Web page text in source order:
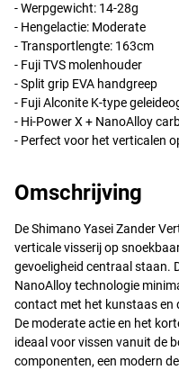
- Werpgewicht: 14-28g
- Hengelactie: Moderate
- Transportlengte: 163cm
- FujiTVS molenhouder
- Split grip EVA handgreep
- Fuji Alconite K-type
- Hi-Power X + NanoAlloy
- Perfect voor het verticalen
Omschrijving
De Shimano Yasei Zander
verticale visserij op
gevoeligheid centraal staan.
NanoAlloy technologie
contact met het kunstaas en
De moderate actie en het
ideaal voor vissen vanuit de
componenten, een modern